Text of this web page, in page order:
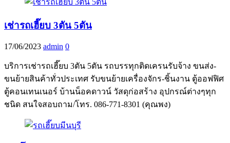
เช่ารถเฮี๊ยบ 3ตัน 5ตัน
17/06/2023 admin 0
บริการเช่ารถเฮี๊ยบ 3ตัน 5ตัน รถบรรทุกติดเครนรับจ้าง ขนส่ง-
ขนย้ายสินค้าทั่วประเทศ รับขนย้ายเครื่องจักร-ชิ้นงาน ตู้ออฟฟิศ
ตู้คอนเทนเนอร์ บ้านน็อคดาวน์ วัสดุก่อสร้าง อุปกรณ์ต่างๆทุก
ชนิด สนใจสอบถาม/โทร. 086-771-8301 (คุณพง)